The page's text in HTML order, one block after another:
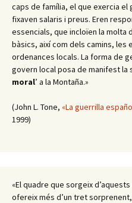
caps de família, el que exercia el
fixaven salaris i preus. Eren
essencials, que incloïen la molta
bàsics, així com dels camins, les
ordenances locals. La forma de
govern local posa de manifest la
moral’ a la Montaña.»
(John L. Tone, «La guerrilla
1999)
«El quadre que sorgeix
ofereix més d’un tret